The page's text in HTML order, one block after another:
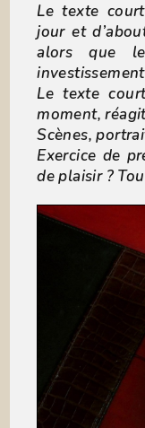
Le texte
jour et
alors que
Le texte
moment,
Scènes,
Exercice de
de plaisir ?